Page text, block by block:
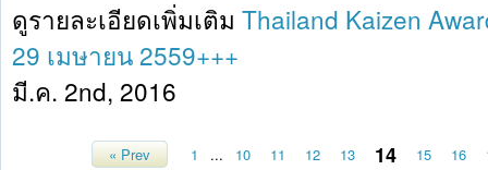
ดูรายละเอียดเพิ่มเติม Thailand Kaizen
29 เมษายน 2559+++
มี.ค. 2nd, 2016
« Prev 1 ... 10 11 12 13 14 15 16